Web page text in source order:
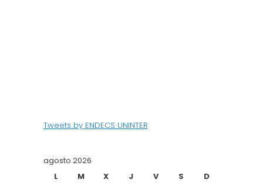
Tweets by ENDECS UNINTER
agosto 2026
L
M X J V S
D